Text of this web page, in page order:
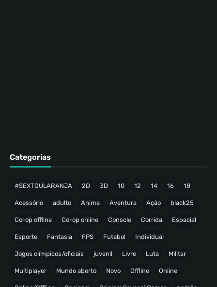
Categorias
#SEXTOULARANJA 2D 3D 10 12 14 16 18
Acessório adulto Anime Aventura Ação black25
Co-op offline Co-op online Console Corrida Espacial
Esporte Fantasia FPS Futebol Individual
Jogos olímpicos/oficiais juvenil Livre Luta Militar
Multiplayer Mundo aberto Novo Offline Online